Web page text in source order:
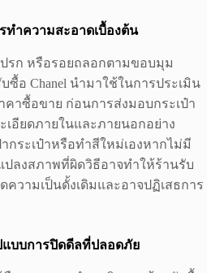
ทำความสะอาดเบื้องต้น
รก หรือรอยถลอกตามขอบมุม
ซื้อ Chanel นำมาใช้ในการประเมิน
คาซื้อขาย ก่อนการส่งมอบกระเป๋า
อียดภายในและภายนอกอย่าง
กระเป๋าหรือทำสีใหม่เองหากไม่มี
ลงสภาพที่ผิดวิธีอาจทำให้ร้านรับ
ความเป็นดั้งเดิมและอาจปฏิเสธการ
แบบการปิดดีลที่ปลอดภัย